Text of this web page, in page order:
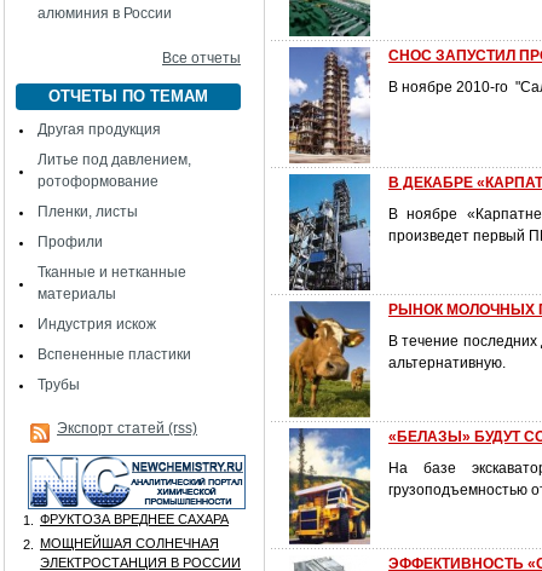
алюминия в России
Все отчеты
ОТЧЕТЫ ПО ТЕМАМ
Другая продукция
Литье под давлением,
ротоформование
Пленки, листы
Профили
Тканные и нетканные
материалы
Индустрия искож
Вспененные пластики
Трубы
Экспорт статей (rss)
1.
ФРУКТОЗА ВРЕДНЕЕ САХАРА
2.
МОЩНЕЙШАЯ СОЛНЕЧНАЯ
ЭЛЕКТРОСТАНЦИЯ В РОССИИ
СНОС ЗАПУСТИЛ
В ноябре 2010-го
В ДЕКАБРЕ
В ноябре
произведет первый
РЫНОК МОЛОЧНЫХ
В течение
альтернативную.
«БЕЛАЗЫ» БУДУТ
На базе
грузоподъемностью
ЭФФЕКТИВНОСТЬ